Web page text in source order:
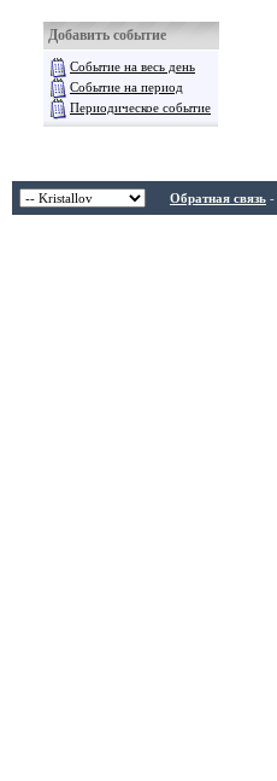
Добавить событие
Событие на весь день
Событие на период
Периодическое событие
Обратная связь -